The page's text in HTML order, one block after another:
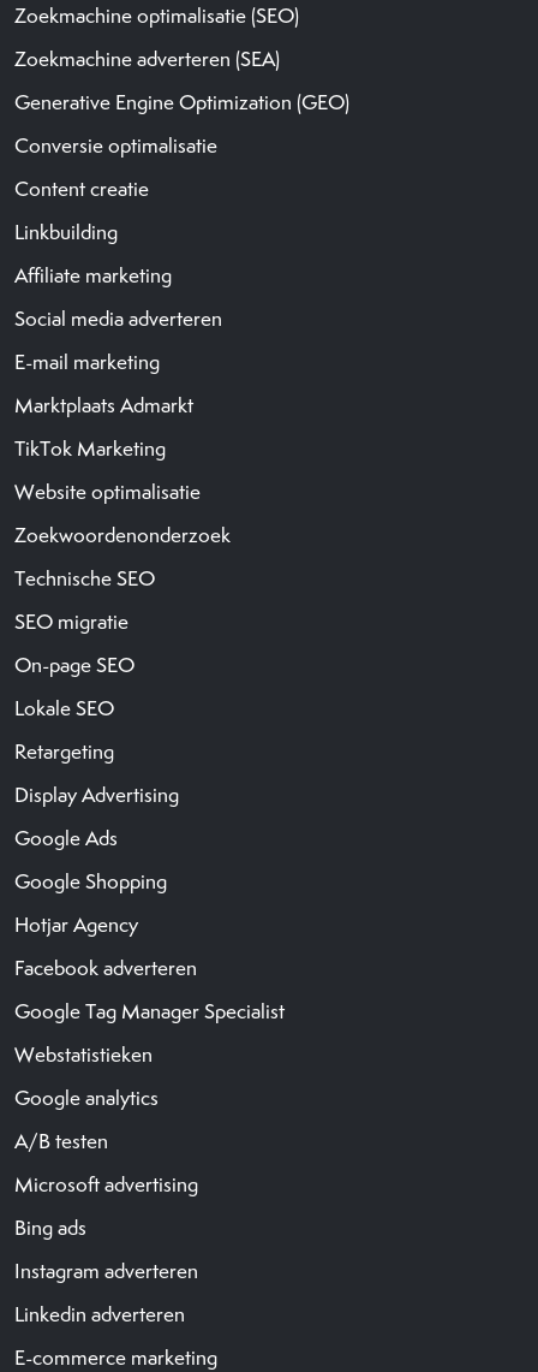
Zoekmachine optimalisatie (SEO)
Zoekmachine adverteren (SEA)
Generative Engine Optimization (GEO)
Conversie optimalisatie
Content creatie
Linkbuilding
Affiliate marketing
Social media adverteren
E-mail marketing
Marktplaats Admarkt
TikTok Marketing
Website optimalisatie
Zoekwoordenonderzoek
Technische SEO
SEO migratie
On-page SEO
Lokale SEO
Retargeting
Display Advertising
Google Ads
Google Shopping
Hotjar Agency
Facebook adverteren
Google Tag Manager Specialist
Webstatistieken
Google analytics
A/B testen
Microsoft advertising
Bing ads
Instagram adverteren
Linkedin adverteren
E-commerce marketing